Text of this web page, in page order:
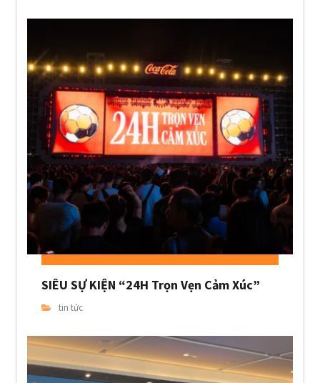
SIÊU SỰ KIỆN “24H Trọn Vẹn Cảm Xúc”
tin tức